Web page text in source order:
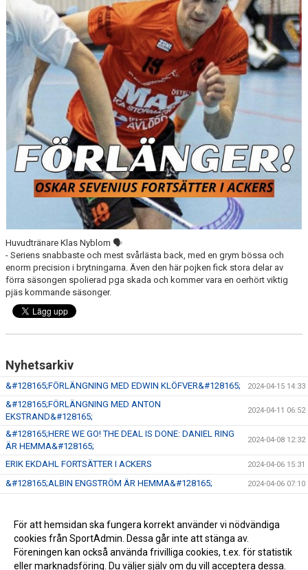
Huvudtränare Klas Nyblom 🗣
- Seriens snabbaste och mest svårlästa back, med en grym bössa och
enorm precision i brytningarna. Även den här pojken fick stora delar av
förra säsongen spolierad pga skada och kommer vara en oerhört viktig
pjäs kommande säsonger.
Nyhetsarkiv
&#128165;FÖRLÄNGNING MED EDWIN KLÖFVER&#128165; 2024-04-15 14:33
&#128165;FÖRLÄNGNING MED ANTON
EKSTRAND&#128165;
2024-04-11 06:52
&#128165;HERE WE GO! THE DEAL IS DONE: DANIEL RING
ÄR HEMMA&#128165;
2024-04-08 12:32
ERIK EKDAHL FORTSÄTTER I ACKERS 2024-04-06 15:31
&#128165;ALBIN ENGSTRÖM ÄR HEMMA&#128165; 2024-04-06 07:10
FELIX DAHLGREN FORTSÄTTER I ACKERS 2024-04-06 07:05
NY SPORTCHEF & ASSISTERANDE TRÄNARE 2024-04-06 07:04
För att hemsidan ska fungera korrekt använder vi nödvändiga
cookies från SportAdmin. Dessa går inte att stänga av.
Föreningen kan också använda frivilliga cookies, t.ex. för statistik
eller marknadsföring. Du väljer själv om du vill acceptera dessa.